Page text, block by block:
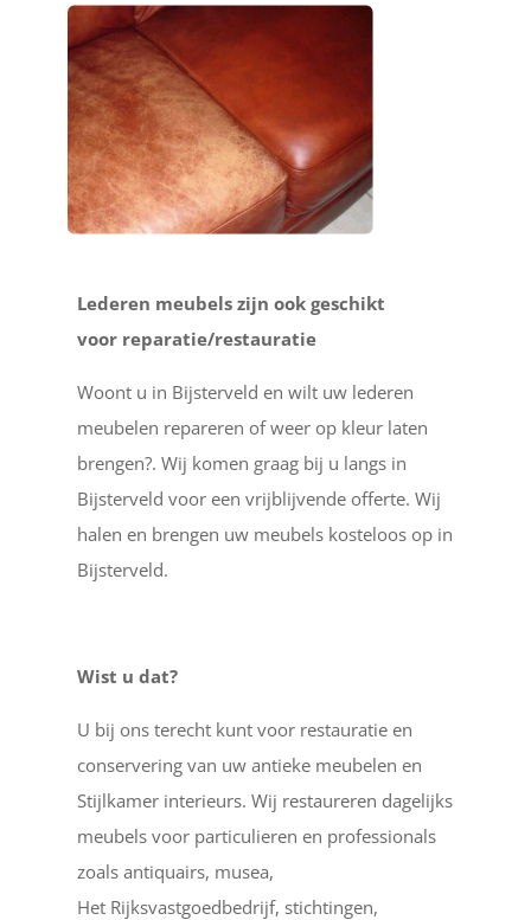
Lederen meubels zijn ook geschikt
voor reparatie/restauratie
Woont u in Bijsterveld en wilt uw lederen
meubelen repareren of weer op kleur laten
brengen?. Wij komen graag bij u langs in
Bijsterveld voor een vrijblijvende offerte. Wij
halen en brengen uw meubels kosteloos op in
Bijsterveld.
Wist u dat?
U bij ons terecht kunt voor restauratie en
conservering van uw antieke meubelen en
Stijlkamer interieurs. Wij restaureren dagelijks
meubels voor particulieren en professionals
zoals antiquairs, musea,
Het Rijksvastgoedbedrijf, stichtingen,